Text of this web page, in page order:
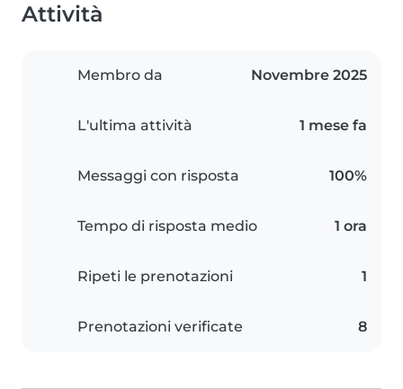
Attività
Membro da Novembre 2025
L'ultima attività 1 mese fa
Messaggi con risposta 100%
Tempo di risposta medio 1 ora
Ripeti le prenotazioni 1
Prenotazioni verificate 8